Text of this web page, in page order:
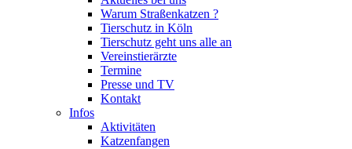
Warum Straßenkatzen ?
Tierschutz in Köln
Tierschutz geht uns alle an
Vereinstierärzte
Termine
Presse und TV
Kontakt
Infos
Aktivitäten
Katzenfangen